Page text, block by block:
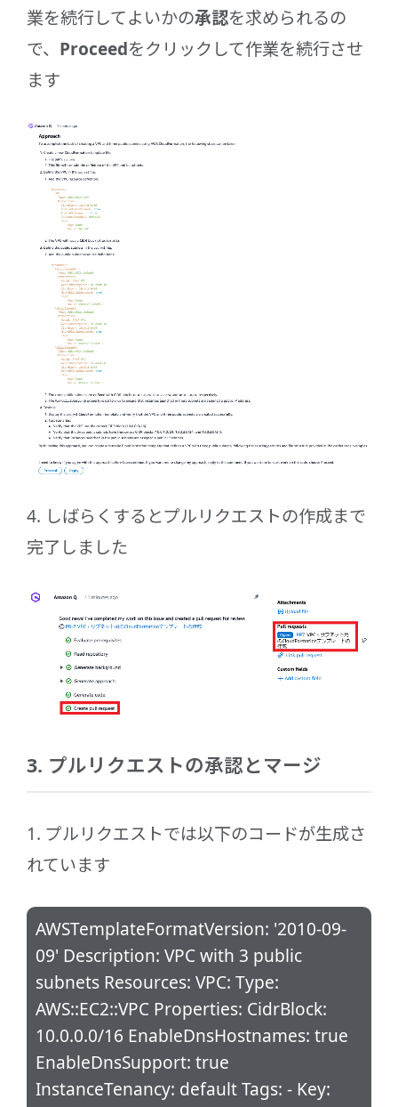
業を続行してよいかの承認を求められるの
で、 Proceedをクリックして作業を続行させ
ます
4. しばらくするとプルリクエストの作成まで
完了しました
3. プルリクエストの承認とマージ
1. プルリクエストでは以下のコードが生成さ
れています
AWSTemplateFormatVersion: '2010-09-
09' Description: VPC with 3 public
subnets Resources: VPC: Type:
AWS::EC2::VPC Properties: CidrBlock:
10.0.0.0/16 EnableDnsHostnames: true
EnableDnsSupport: true
InstanceTenancy: default Tags: - Key: